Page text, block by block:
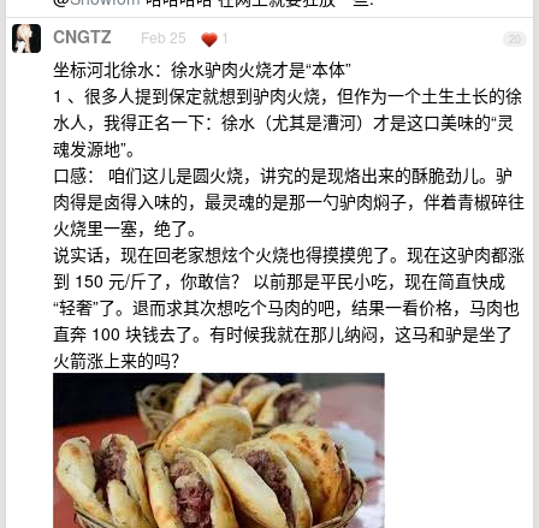
20
CNGTZ Feb 25 1
坐标河北徐水：徐水驴肉火烧才是“本体”
1 、很多人提到保定就想到驴肉火烧，但作为一个土生土长的徐
水人，我得正名一下：徐水（尤其是漕河）才是这口美味的“灵
魂发源地”。
口感： 咱们这儿是圆火烧，讲究的是现烙出来的酥脆劲儿。驴
肉得是卤得入味的，最灵魂的是那一勺驴肉焖子，伴着青椒碎往
火烧里一塞，绝了。
说实话，现在回老家想炫个火烧也得摸摸兜了。现在这驴肉都涨
到 150 元/斤了，你敢信？ 以前那是平民小吃，现在简直快成
“轻奢”了。退而求其次想吃个马肉的吧，结果一看价格，马肉也
直奔 100 块钱去了。有时候我就在那儿纳闷，这马和驴是坐了
火箭涨上来的吗？